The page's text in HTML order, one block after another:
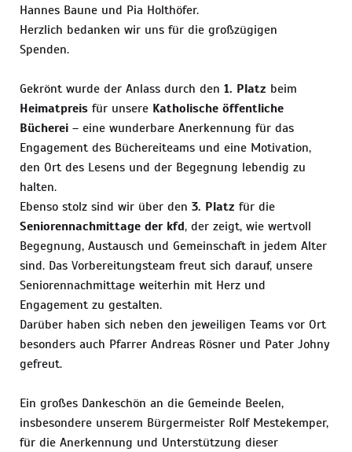
Hannes Baune und Pia Holthöfer.
Herzlich bedanken wir uns für die großzügigen
Spenden.
Gekrönt wurde der Anlass durch den 1. Platz beim
Heimatpreisfür unsere Katholische öffentliche
Bücherei– eine wunderbare Anerkennung für das
Engagement des Büchereiteams und eine Motivation,
den Ort des Lesens und der Begegnung lebendig zu
halten.
Ebenso stolz sind wir über den 3. Platz für die
Seniorennachmittage der kfd, der zeigt, wie wertvoll
Begegnung, Austausch und Gemeinschaft in jedem Alter
sind. Das Vorbereitungsteam freut sich darauf, unsere
Seniorennachmittage weiterhin mit Herz und
Engagement zu gestalten.
Darüber haben sich neben den jeweiligen Teams vor Ort
besonders auch Pfarrer Andreas Rösner und Pater Johny
gefreut.
Ein großes Dankeschön an die Gemeinde Beelen,
insbesondere unserem Bürgermeister Rolf Mestekemper,
für die Anerkennung und Unterstützung dieser